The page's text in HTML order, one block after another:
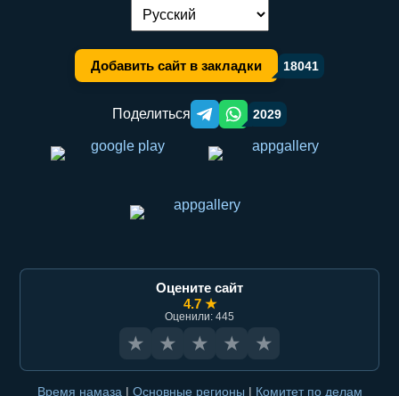
Переключение языка:
Добавить сайт в закладки 18041
Поделиться Telegram orqali ulashish
WhatsApp orqali ulashish
2029
Оцените сайт
4.7 ★
Оценили: 445
★ ★ ★ ★ ★
Время намаза | Основные регионы | Комитет по делам